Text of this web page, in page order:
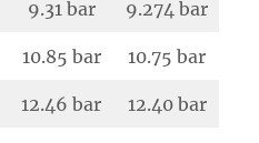
9.31 bar 9.274 bar
10.85 bar 10.75 bar
12.46 bar 12.40 bar